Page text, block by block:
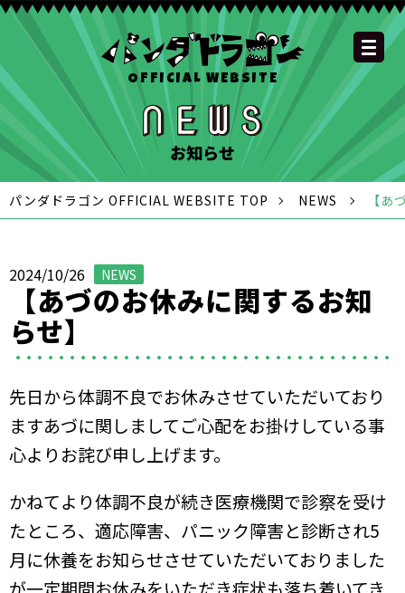
OFFICIAL WEBSITEOFFICIAL SITE TOP
NEWS MEMBER
SCHEDULE DISCOGRAPHY
GOODS
FAQ CONTACT
YOUTUBE
CHANNEL
INSTAGRAM
OFFICIAL
TWITTER
OFFICIAL LINE
ACCOUNT
OFFICIAL
TIKTOK
お知らせ
パンダドラゴン OFFICIAL WEBSITE TOP NEWS 【あ
2024/10/26 NEWS
【あづのお休みに関するお知
らせ】
先日から体調不良でお休みさせていただいており
ますあづに関しましてご心配をお掛けしている事
心よりお詫び申し上げます。
かねてより体調不良が続き医療機関で診察を受け
たところ、適応障害、パニック障害と診断され5
月に休養をお知らせさせていただいておりました
が一定期間お休みをいただき症状も落ち着いてき